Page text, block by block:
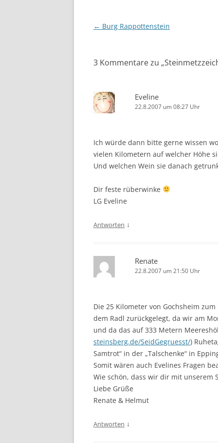
Beitragsnavigation
← Burg Rappottenstein
3 Kommentare zu „
Eveline
22.8.2007 um 08:27 Uhr
Ich würde dann bitte gerne wissen
vielen Kilometern auf welcher Höhe
Und welchen Wein sie danach
Dir feste rüberwinke
LG Eveline
Antworten ↓
Renate
22.8.2007 um 21:50 Uhr
Die 25 Kilometer von Gochsheim
dem Radl zurückgelegt, da wir am
und da das auf 333 Metern
steinsberg.de/SeidGegruesst/)
Samtrot“ in der „Talschenke“ in
Somit wären auch Evelines Fragen
Wie schön, dass wir dir mit unserem
Liebe Grüße
Renate & Helmut
Antworten ↓